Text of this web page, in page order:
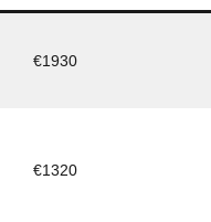
€1930
€1320